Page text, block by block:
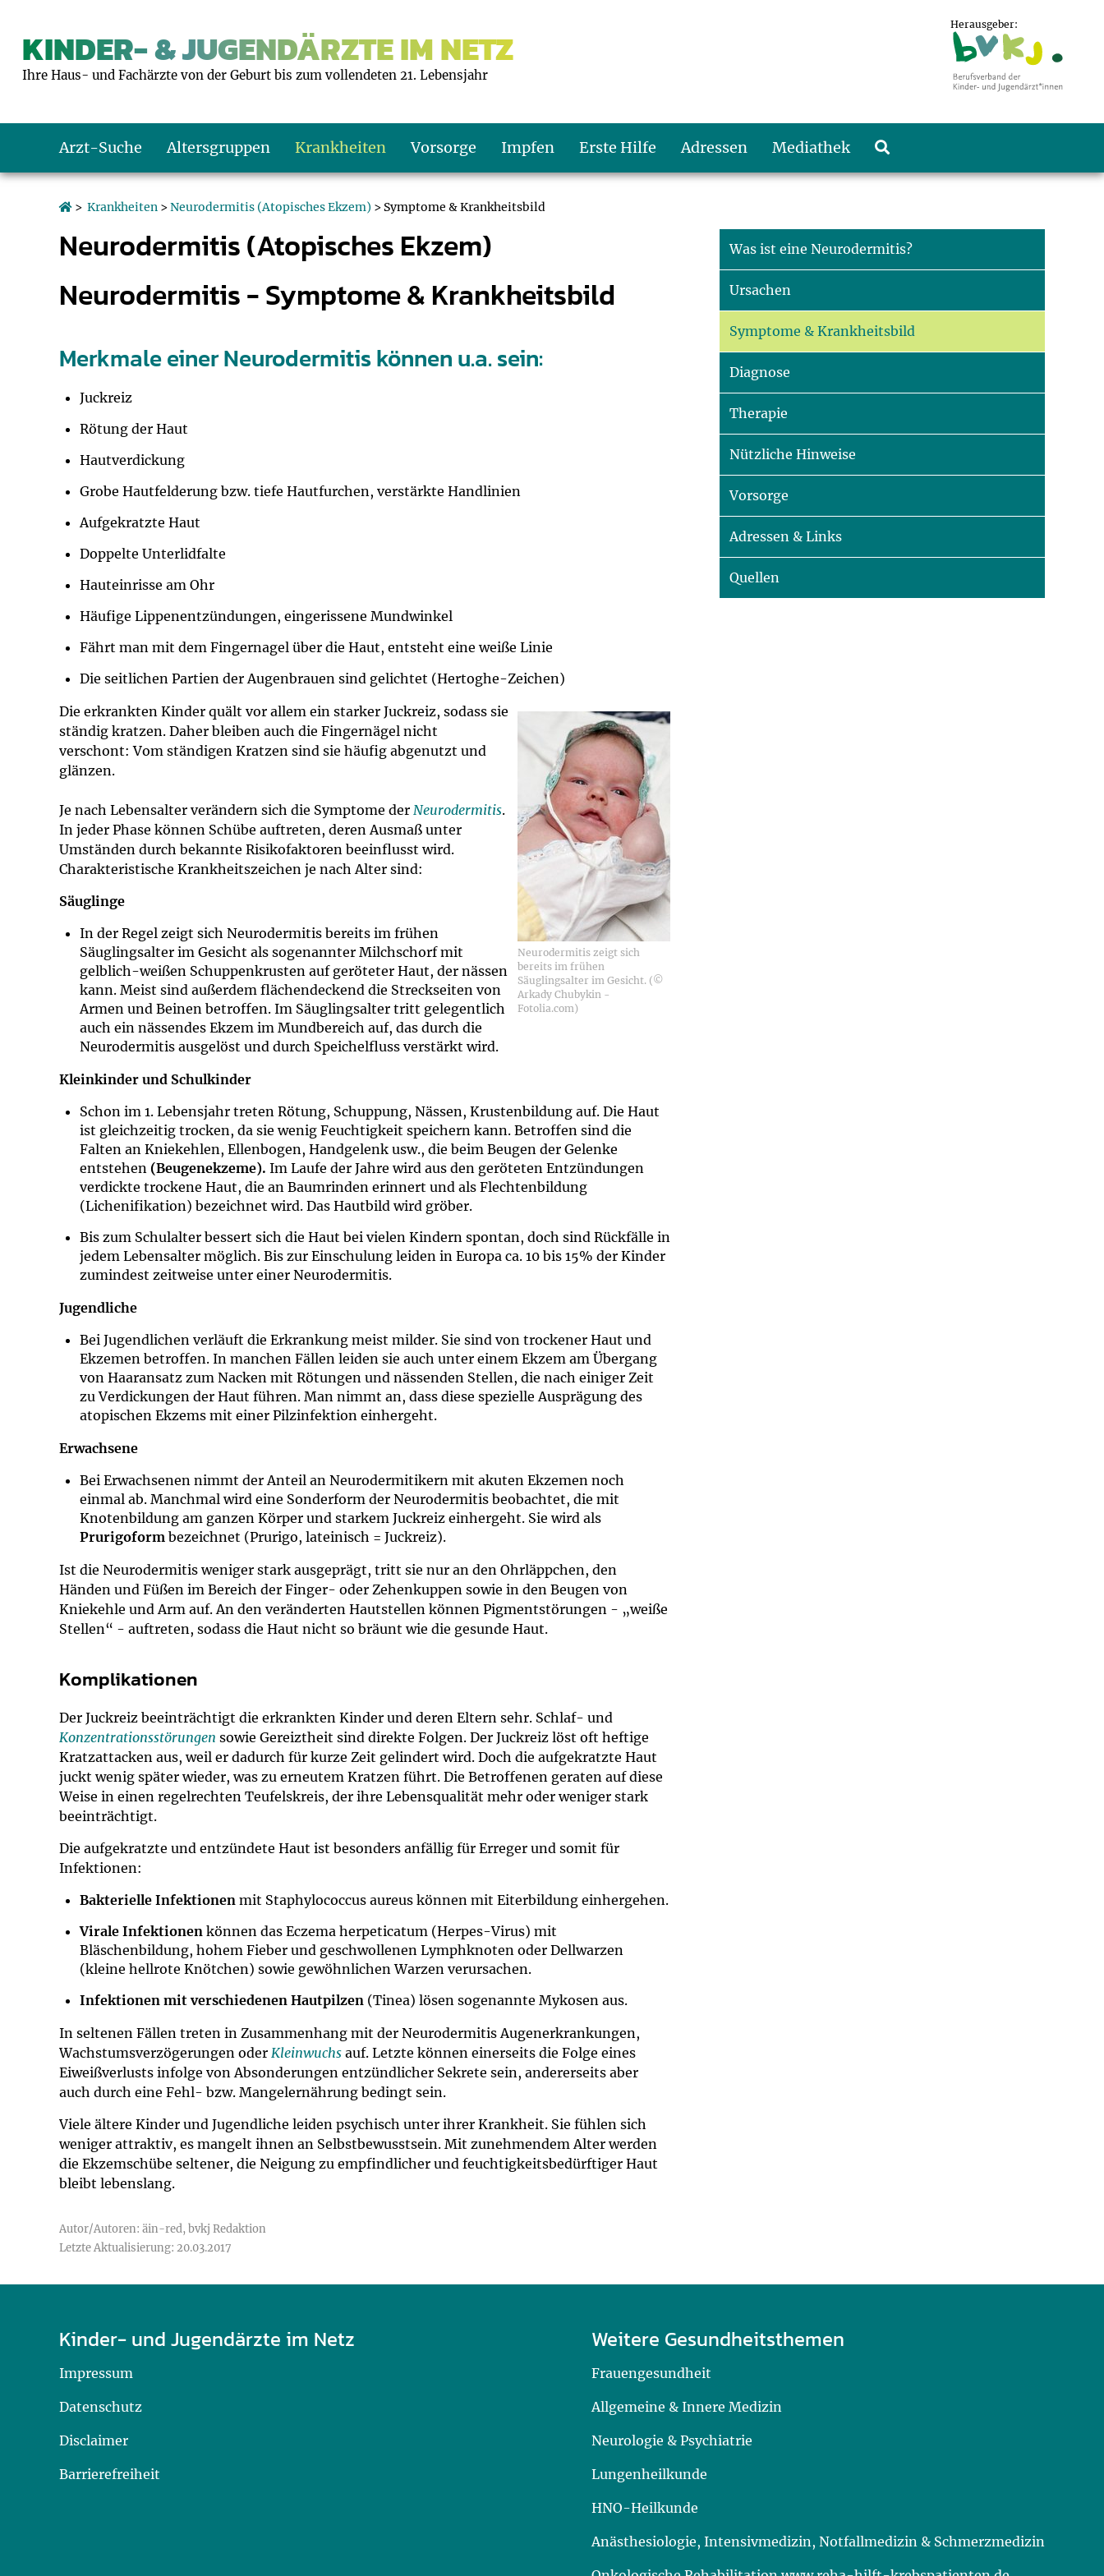
KINDER- & JUGENDÄRZTE IM NETZ
Ihre Haus- und Fachärzte von der Geburt bis zum vollendeten 21. Lebensjahr
Herausgeber:
Arzt-Suche Altersgruppen
Kleinkinder
Schulkinder
Krankheiten Vorsorge
Kleinkind: U7 bis U9
Schulkind: U10 bis U11
Impfen
Impfen: Wann und wie oft?
Was muss man beachten?
Erste Hilfe
Giftnotruf
Hausapotheke
Adressen
Sozialpädiatrie
Gesundheitsämter
Mediathek
Körpergrößen-Rechner
Blutdruckrechner
U0-Vorsorge
> Krankheiten >Neurodermitis (Atopisches Ekzem) > Symptome & Krankheitsbild
Neurodermitis (Atopisches Ekzem)
Neurodermitis - Symptome & Krankheitsbild
Merkmale einer Neurodermitis können u.a. sein:
Juckreiz
Rötung der Haut
Hautverdickung
Grobe Hautfelderung bzw. tiefe Hautfurchen, verstärkte Handlinien
Aufgekratzte Haut
Doppelte Unterlidfalte
Hauteinrisse am Ohr
Häufige Lippenentzündungen, eingerissene Mundwinkel
Fährt man mit dem Fingernagel über die Haut, entsteht eine weiße Linie
Die seitlichen Partien der Augenbrauen sind gelichtet (Hertoghe-Zeichen)
Neurodermitis zeigt sich
bereits im frühen
Säuglingsalter im Gesicht. (©
Arkady Chubykin -
Fotolia.com)
Die erkrankten Kinder quält vor allem ein starker Juckreiz, sodass sie
ständig kratzen. Daher bleiben auch die Fingernägel nicht
verschont: Vom ständigen Kratzen sind sie häufig abgenutzt und
glänzen.
Je nach Lebensalter verändern sich die Symptome der Neurodermitis.
In jeder Phase können Schübe auftreten, deren Ausmaß unter
Umständen durch bekannte Risikofaktoren beeinflusst wird.
Charakteristische Krankheitszeichen je nach Alter sind:
Säuglinge
In der Regel zeigt sich Neurodermitis bereits im frühen
Säuglingsalter im Gesicht als sogenannter Milchschorf mit
gelblich-weißen Schuppenkrusten auf geröteter Haut, der nässen
kann. Meist sind außerdem flächendeckend die Streckseiten von
Armen und Beinen betroffen. Im Säuglingsalter tritt gelegentlich
auch ein nässendes Ekzem im Mundbereich auf, das durch die
Neurodermitis ausgelöst und durch Speichelfluss verstärkt wird.
Kleinkinder und Schulkinder
Schon im 1. Lebensjahr treten Rötung, Schuppung, Nässen, Krustenbildung auf. Die Haut
ist gleichzeitig trocken, da sie wenig Feuchtigkeit speichern kann. Betroffen sind die
Falten an Kniekehlen, Ellenbogen, Handgelenk usw., die beim Beugen der Gelenke
entstehen (Beugenekzeme). Im Laufe der Jahre wird aus den geröteten Entzündungen
verdickte trockene Haut, die an Baumrinden erinnert und als Flechtenbildung
(Lichenifikation) bezeichnet wird. Das Hautbild wird gröber.
Bis zum Schulalter bessert sich die Haut bei vielen Kindern spontan, doch sind Rückfälle in
jedem Lebensalter möglich. Bis zur Einschulung leiden in Europa ca. 10 bis 15% der Kinder
zumindest zeitweise unter einer Neurodermitis.
Jugendliche
Bei Jugendlichen verläuft die Erkrankung meist milder. Sie sind von trockener Haut und
Ekzemen betroffen. In manchen Fällen leiden sie auch unter einem Ekzem am Übergang
von Haaransatz zum Nacken mit Rötungen und nässenden Stellen, die nach einiger Zeit
zu Verdickungen der Haut führen. Man nimmt an, dass diese spezielle Ausprägung des
atopischen Ekzems mit einer Pilzinfektion einhergeht.
Erwachsene
Bei Erwachsenen nimmt der Anteil an Neurodermitikern mit akuten Ekzemen noch
einmal ab. Manchmal wird eine Sonderform der Neurodermitis beobachtet, die mit
Knotenbildung am ganzen Körper und starkem Juckreiz einhergeht. Sie wird als
Prurigoform bezeichnet (Prurigo, lateinisch = Juckreiz).
Ist die Neurodermitis weniger stark ausgeprägt, tritt sie nur an den Ohrläppchen, den
Händen und Füßen im Bereich der Finger- oder Zehenkuppen sowie in den Beugen von
Kniekehle und Arm auf. An den veränderten Hautstellen können Pigmentstörungen - „weiße
Stellen“ - auftreten, sodass die Haut nicht so bräunt wie die gesunde Haut.
Komplikationen
Der Juckreiz beeinträchtigt die erkrankten Kinder und deren Eltern sehr. Schlaf- und
Konzentrationsstörungen sowie Gereiztheit sind direkte Folgen. Der Juckreiz löst oft heftige
Kratzattacken aus, weil er dadurch für kurze Zeit gelindert wird. Doch die aufgekratzte Haut
juckt wenig später wieder, was zu erneutem Kratzen führt. Die Betroffenen geraten auf diese
Weise in einen regelrechten Teufelskreis, der ihre Lebensqualität mehr oder weniger stark
beeinträchtigt.
Die aufgekratzte und entzündete Haut ist besonders anfällig für Erreger und somit für
Infektionen:
Bakterielle Infektionen mit Staphylococcus aureus können mit Eiterbildung einhergehen.
Virale Infektionen können das Eczema herpeticatum (Herpes-Virus) mit
Bläschenbildung, hohem Fieber und geschwollenen Lymphknoten oder Dellwarzen
(kleine hellrote Knötchen) sowie gewöhnlichen Warzen verursachen.
Infektionen mit verschiedenen Hautpilzen (Tinea) lösen sogenannte Mykosen aus.
In seltenen Fällen treten in Zusammenhang mit der Neurodermitis Augenerkrankungen,
Wachstumsverzögerungen oder Kleinwuchs auf. Letzte können einerseits die Folge eines
Eiweißverlusts infolge von Absonderungen entzündlicher Sekrete sein, andererseits aber
auch durch eine Fehl- bzw. Mangelernährung bedingt sein.
Viele ältere Kinder und Jugendliche leiden psychisch unter ihrer Krankheit. Sie fühlen sich
weniger attraktiv, es mangelt ihnen an Selbstbewusstsein. Mit zunehmendem Alter werden
die Ekzemschübe seltener, die Neigung zu empfindlicher und feuchtigkeitsbedürftiger Haut
bleibt lebenslang.
Autor/Autoren: äin-red, bvkj Redaktion
Letzte Aktualisierung: 20.03.2017
Was ist eine Neurodermitis?
Ursachen
Symptome & Krankheitsbild
Diagnose
Therapie
Nützliche Hinweise
Vorsorge
Adressen & Links
Quellen
Kinder- und Jugendärzte im Netz
Impressum
Datenschutz
Disclaimer
Barrierefreiheit
Weitere Gesundheitsthemen
Frauengesundheit
Allgemeine & Innere Medizin
Neurologie & Psychiatrie
Lungenheilkunde
HNO-Heilkunde
Anästhesiologie, Intensivmedizin, Notfallmedizin & Schmerzmedizin